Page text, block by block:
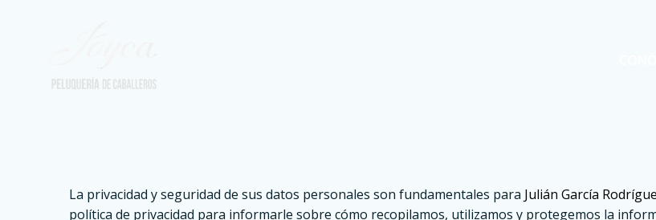
La privacidad y seguridad de sus datos personales son fundamentales para Julián García
política de privacidad para informarle sobre cómo recopilamos, utilizamos y protegemos la